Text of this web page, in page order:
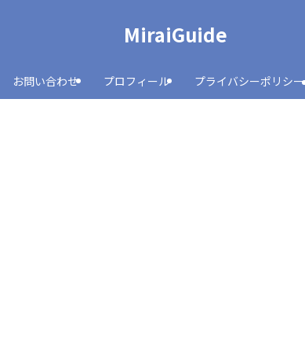
MiraiGuide
お問い合わせ プロフィール プライバシーポリシー